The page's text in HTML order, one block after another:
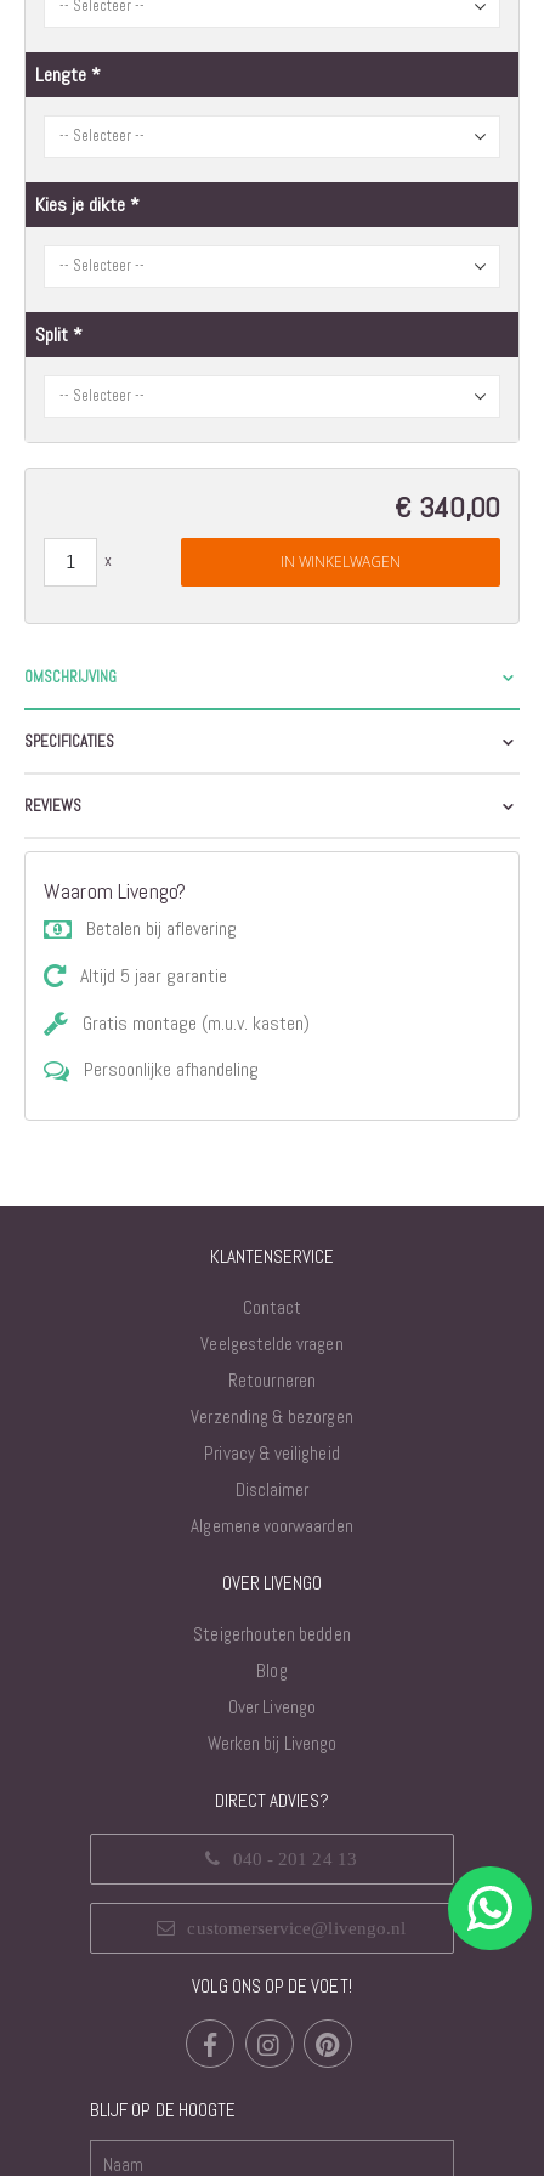
Lengte
Kies je dikte
Split
€ 340,00
IN WINKELWAGEN
OMSCHRIJVING
SPECIFICATIES
REVIEWS
Waarom Livengo?
Betalen bij aflevering
Altijd 5 jaar garantie
Gratis montage (m.u.v. kasten)
Persoonlijke afhandeling
KLANTENSERVICE
Contact
Veelgestelde vragen
Retourneren
Verzending & bezorgen
Privacy & veiligheid
Disclaimer
Algemene voorwaarden
OVER LIVENGO
Steigerhouten bedden
Blog
Over Livengo
Werken bij Livengo
DIRECT ADVIES?
040 - 201 24 13
customerservice@livengo.nl
VOLG ONS OP DE VOET!
BLIJF OP DE HOOGTE